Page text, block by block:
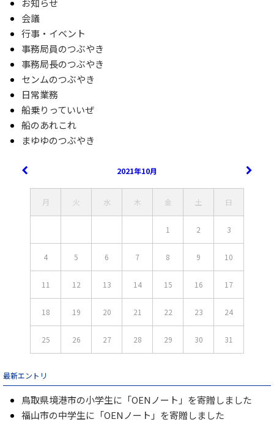
お知らせ
会議
行事・イベント
事務局員のつぶやき
事務局長のつぶやき
センムのつぶやき
日常業務
船乗りっていいぜ
船のあれこれ
まゆゆのつぶやき
2021年10月
月 火 水 木 金 土 日
1 2 3
4 5 6 7 8 9 10
11 12 13 14 15 16 17
18 19 20 21 22 23 24
25 26 27 28 29 30 31
最新エントリ
鳥取県境港市の小学生に「OENノート」を寄贈しました
福山市の中学生に「OENノート」を寄贈しました